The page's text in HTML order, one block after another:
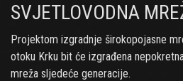
SVJETLOVODNA
Projektom izgradnje širokopojasne
otoku Krku bit će izgrađena
mreža sljedeće generacije.